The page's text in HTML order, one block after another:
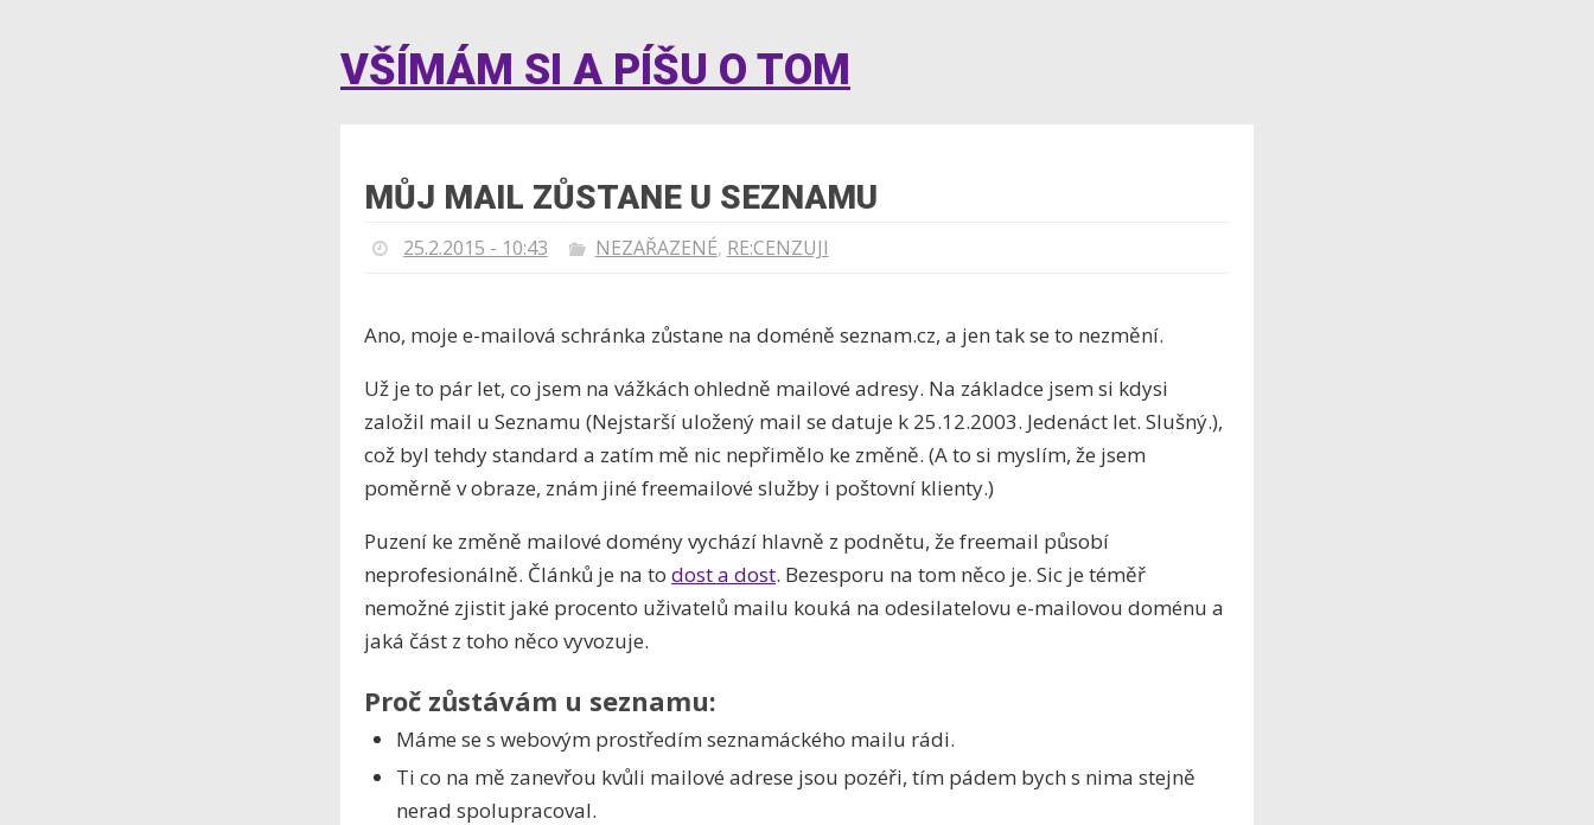
VŠÍMÁM SI A PÍŠU O TOM
MŮJ MAIL ZŮSTANE U SEZNAMU
25.2.2015 - 10:43 NEZAŘAZENÉ, RE:CENZUJI
Ano, moje e-mailová schránka zůstane na doméně seznam.cz, a jen tak se to nezmění.
Už je to pár let, co jsem na vážkách ohledně mailové adresy. Na základce jsem si kdysi
založil mail u Seznamu (Nejstarší uložený mail se datuje k 25.12.2003. Jedenáct let. Slušný.),
což byl tehdy standard a zatím mě nic nepřimělo ke změně. (A to si myslím, že jsem
poměrně v obraze, znám jiné freemailové služby i poštovní klienty.)
Puzení ke změně mailové domény vychází hlavně z podnětu, že freemail působí
neprofesionálně. Článků je na to dost a dost. Bezesporu na tom něco je. Sic je téměř
nemožné zjistit jaké procento uživatelů mailu kouká na odesilatelovu e-mailovou doménu a
jaká část z toho něco vyvozuje.
Proč zůstávám u seznamu:
Máme se s webovým prostředím seznamáckého mailu rádi.
Ti co na mě zanevřou kvůli mailové adrese jsou pozéři, tím pádem bych s nima stejně
nerad spolupracoval.